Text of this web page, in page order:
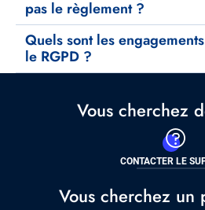
pas le règlement ?
Quels sont les
le RGPD ?
Vous cherchez
CONTACTER LE
Vous cherchez un